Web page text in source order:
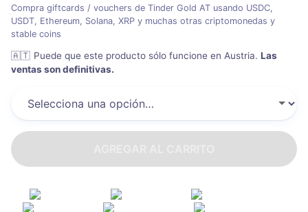
Compra giftcards / vouchers de Tinder Gold AT usando USDC,
USDT, Ethereum, Solana, XRP y muchas otras criptomonedas y
stable coins
🇦🇹 Puede que este producto sólo funcione en Austria. Las
ventas son definitivas.